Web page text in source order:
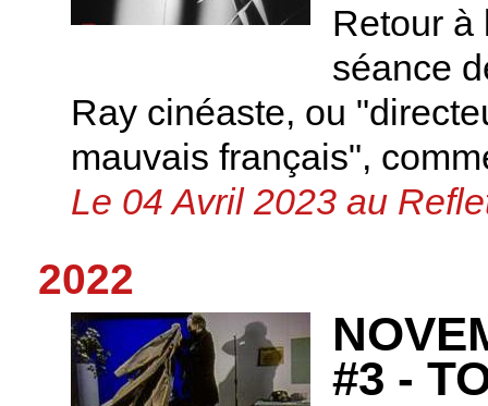
Retour à
séance
Ray cinéaste, ou
mauvais français",
Le 04 Avril 2023 au
2022
#3 -